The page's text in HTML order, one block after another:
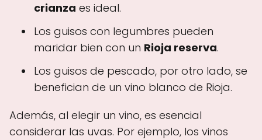
crianza es ideal.
Los guisos con legumbres pueden
maridar bien con un Rioja reserva.
Los guisos de pescado, por otro lado, se
benefician de un vino blanco de Rioja.
Además, al elegir un vino, es esencial
considerar las uvas. Por ejemplo, los vinos